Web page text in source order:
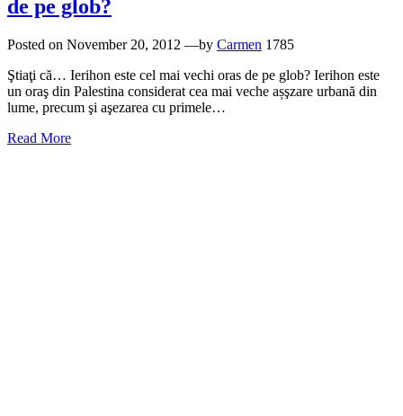
de pe glob?
Posted on November 20, 2012 —by Carmen 1785
Ştiaţi că… Ierihon este cel mai vechi oras de pe glob? Ierihon este
un oraş din Palestina considerat cea mai veche așşzare urbană din
lume, precum şi aşezarea cu primele…
Read More